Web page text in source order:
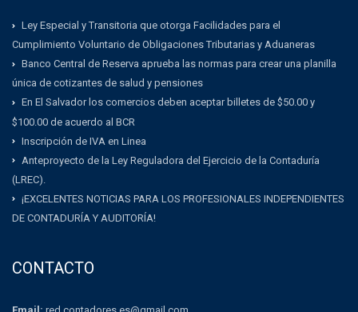
Ley Especial y Transitoria que otorga Facilidades para el
Cumplimiento Voluntario de Obligaciones Tributarias y Aduaneras
Banco Central de Reserva aprueba las normas para crear una planilla
única de cotizantes de salud y pensiones
En El Salvador los comercios deben aceptar billetes de $50.00 y
$100.00 de acuerdo al BCR
Inscripción de IVA en Linea
Anteproyecto de la Ley Reguladora del Ejercicio de la Contaduría
(LREC).
¡EXCELENTES NOTICIAS PARA LOS PROFESIONALES INDEPENDIENTES
DE CONTADURÍA Y AUDITORÍA!
CONTACTO